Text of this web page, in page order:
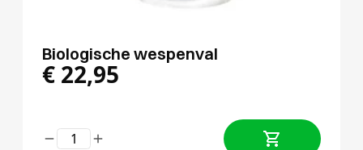
Biologische wespenval
€ 22,95